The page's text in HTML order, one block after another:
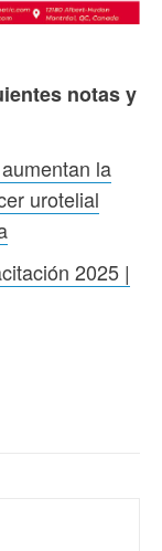
notas y
la
urotelial
2025 |